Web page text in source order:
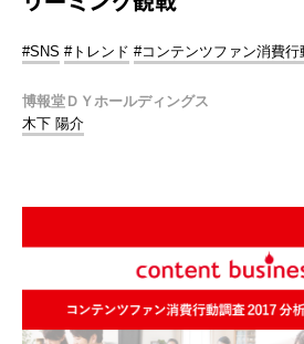
#SNS #トレンド #コンテンツファン消費行
博報堂ＤＹホールディングス
木下 陽介